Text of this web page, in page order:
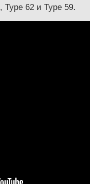
, Type 62 и Type 59.